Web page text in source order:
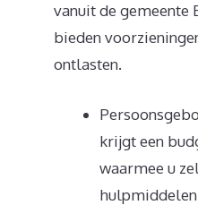
vanuit de gemeente
bieden
ontlasten.
krijgt een
waarmee u
hulpmiddelen